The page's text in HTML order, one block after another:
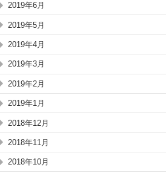
2019年6月
2019年5月
2019年4月
2019年3月
2019年2月
2019年1月
2018年12月
2018年11月
2018年10月